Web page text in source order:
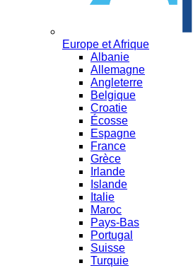
Europe et Afrique
Albanie
Allemagne
Angleterre
Belgique
Croatie
Écosse
Espagne
France
Grèce
Irlande
Islande
Italie
Maroc
Pays-Bas
Portugal
Suisse
Turquie